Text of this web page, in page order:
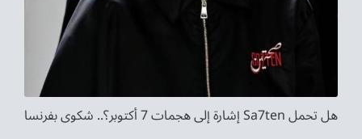
هل تحمل Sa7ten إشارة إلى هجمات 7 أكتوبر؟.. شكوى بفرنسا